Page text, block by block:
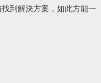
到解決方案，如此方能一